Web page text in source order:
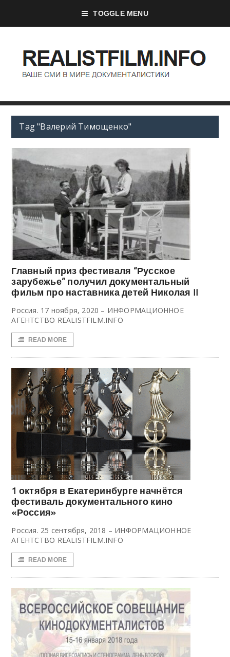
TOGGLE MENU
Tag "Валерий Тимощенко"
Главный приз фестиваля “Русское
зарубежье” получил документальный
фильм про наставника детей Николая II
Россия. 17 ноября, 2020 – ИНФОРМАЦИОННОЕ
АГЕНТСТВО REALISTFILM.INFO
READ MORE
1 октября в Екатеринбурге начнётся
фестиваль документального кино
«Россия»
Россия. 25 сентября, 2018 – ИНФОРМАЦИОННОЕ
АГЕНТСТВО REALISTFILM.INFO
READ MORE